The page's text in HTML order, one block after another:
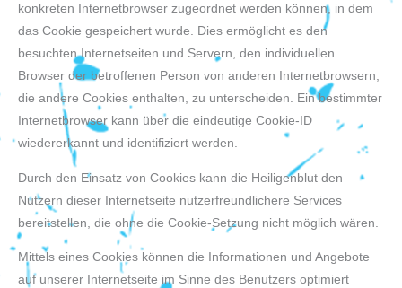
konkreten Internetbrowser zugeordnet werden können, in dem
das Cookie gespeichert wurde. Dies ermöglicht es den
besuchten Internetseiten und Servern, den individuellen
Browser der betroffenen Person von anderen Internetbrowsern,
die andere Cookies enthalten, zu unterscheiden. Ein bestimmter
Internetbrowser kann über die eindeutige Cookie-ID
wiedererkannt und identifiziert werden.
Durch den Einsatz von Cookies kann die Heiligenblut den
Nutzern dieser Internetseite nutzerfreundlichere Services
bereitstellen, die ohne die Cookie-Setzung nicht möglich wären.
Mittels eines Cookies können die Informationen und Angebote
auf unserer Internetseite im Sinne des Benutzers optimiert